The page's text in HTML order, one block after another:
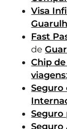
Visa
Fast
de
Chip
viagens;
Seguro
Seguro
Seguro